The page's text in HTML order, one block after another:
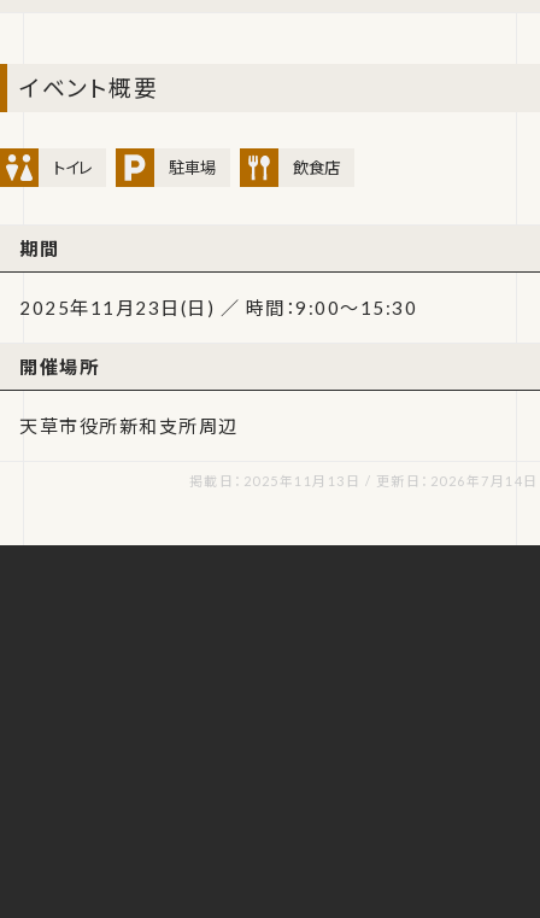
イベント概要
トイレ 駐車場 飲食店
期間
2025年11月23日(日) ／ 時間：9:00～15:30
開催場所
天草市役所新和支所周辺
掲載日：2025年11月13日 / 更新日：2026年7月14日